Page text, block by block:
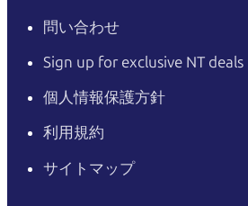
問い合わせ
Sign up for exclusive NT deals
個人情報保護方針
利用規約
サイトマップ